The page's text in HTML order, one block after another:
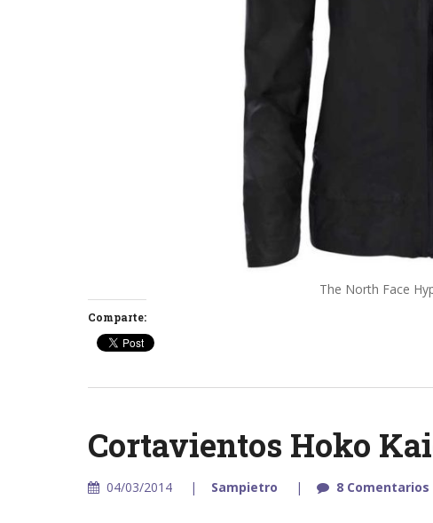
The North Face
Comparte:
Cortavientos Hoko
04/03/2014 Sampietro 8 Comentarios